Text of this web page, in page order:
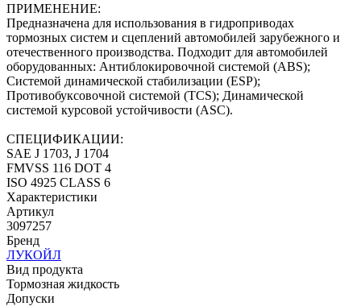
ПРИМЕНЕНИЕ:
Предназначена для использования в гидроприводах
тормозных систем и сцеплений автомобилей зарубежного и
отечественного производства. Подходит для автомобилей
оборудованных: Антиблокировочной системой (ABS);
Системой динамической стабилизации (ESP);
Противобуксовочной системой (TCS); Динамической
системой курсовой устойчивости (ASC).
СПЕЦИФИКАЦИИ:
SAE J 1703, J 1704
FMVSS 116 DOT 4
ISO 4925 CLASS 6
Характеристики
Артикул
3097257
Бренд
ЛУКОЙЛ
Вид продукта
Тормозная жидкость
Допуски